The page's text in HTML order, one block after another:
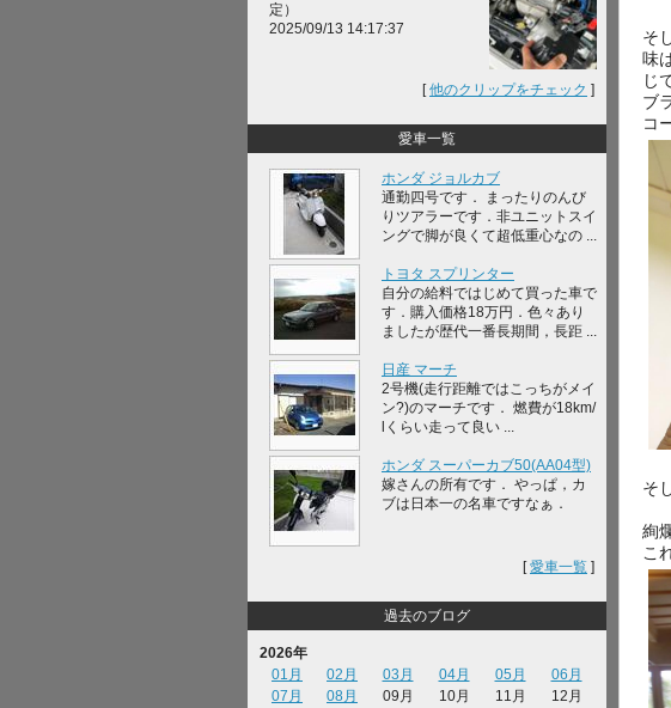
そ
味
じ
ブ
コ
そ
絢
こ
定）
2025/09/13 14:17:37
[他のクリップをチェック ]
愛車一覧
ホンダ ジョルカブ
通勤四号です． まったりのんび
りツアラーです．非ユニットスイ
ングで脚が良くて超低重心なの ...
トヨタ スプリンター
自分の給料ではじめて買った車で
す．購入価格18万円．色々あり
ましたが歴代一番長期間，長距 ...
日産 マーチ
2号機(走行距離ではこっちがメイ
ン?)のマーチです． 燃費が18km/
lくらい走って良い ...
ホンダ スーパーカブ50(AA04型)
嫁さんの所有です． やっぱ，カ
ブは日本一の名車ですなぁ．
[愛車一覧 ]
過去のブログ
2026年
01月
02月 03月 04月 05月
06月
07月
08月 09月 10月 11月
12月